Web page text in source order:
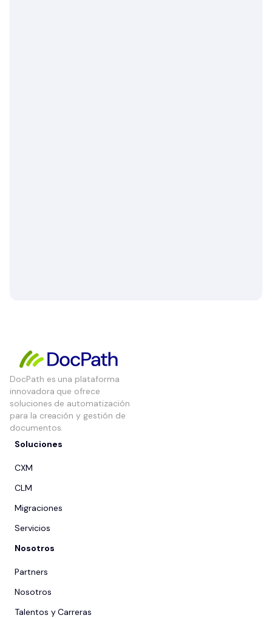
DocPath es una plataforma
innovadora que ofrece
soluciones de automatización
para la creación y gestión de
documentos.
Soluciones
CXM
CLM
Migraciones
Servicios
Nosotros
Partners
Nosotros
Talentos y Carreras